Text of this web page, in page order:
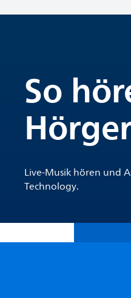
So
Live-Musik hören und
Technology.